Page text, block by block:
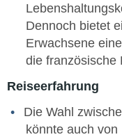
Dennoch bietet
Erwachsene
die französische
Reiseerfahrung
Die Wahl
könnte auch